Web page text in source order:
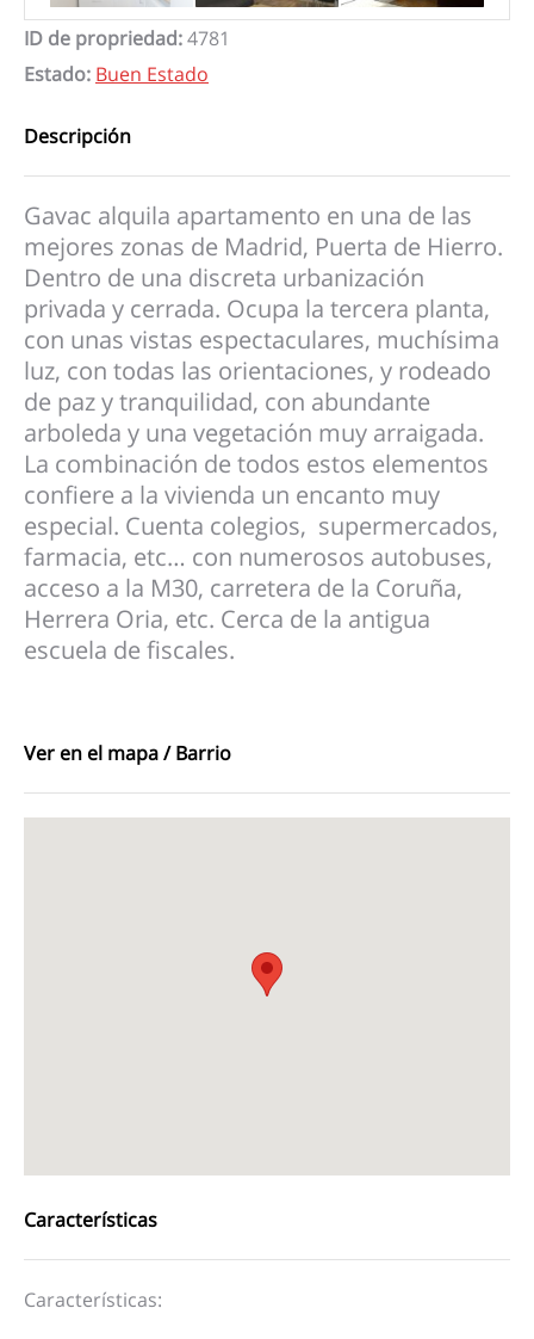
ID de propriedad:4781
Estado: Buen Estado
Descripción
Gavac alquila apartamento en una de las
mejores zonas de Madrid, Puerta de Hierro.
Dentro de una discreta urbanización
privada y cerrada. Ocupa la tercera planta,
con unas vistas espectaculares, muchísima
luz, con todas las orientaciones, y rodeado
de paz y tranquilidad, con abundante
arboleda y una vegetación muy arraigada.
La combinación de todos estos elementos
confiere a la vivienda un encanto muy
especial. Cuenta colegios, supermercados,
farmacia, etc… con numerosos autobuses,
acceso a la M30, carretera de la Coruña,
Herrera Oria, etc. Cerca de la antigua
escuela de fiscales.
Ver en el mapa / Barrio
Características
Características: